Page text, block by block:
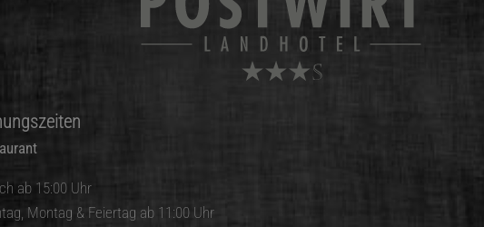
ab 15:00 Uhr
Montag & Feiertag ab 11:00 Uhr